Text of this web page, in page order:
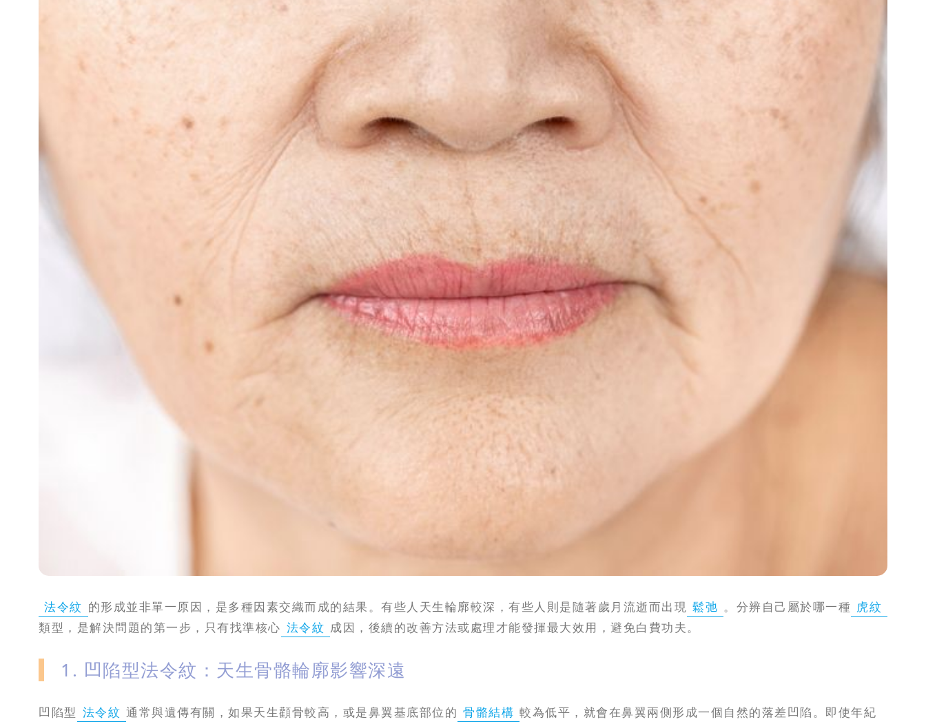
決
法令紋 的形成並非單一原因，是多種因素交織而成的結果。有些人天生輪廓較深，有些人則是隨著歲月流逝而出現 鬆弛 。分辨自己屬於哪一種 虎紋
類型，是解決問題的第一步，只有找準核心 法令紋 成因，後續的改善方法或處理才能發揮最大效用，避免白費功夫。
1. 凹陷型法令紋：天生骨骼輪廓影響深遠
凹陷型 法令紋 通常與遺傳有關，如果天生顴骨較高，或是鼻翼基底部位的 骨骼結構 較為低平，就會在鼻翼兩側形成一個自然的落差凹陷。即使年紀